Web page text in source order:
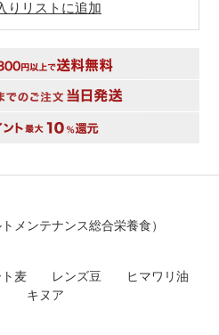
りリストに追加
メンテナンス総合栄養食）
麦 レンズ豆 ヒマワリ油
キヌア